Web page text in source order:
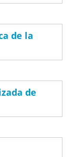
de la
de